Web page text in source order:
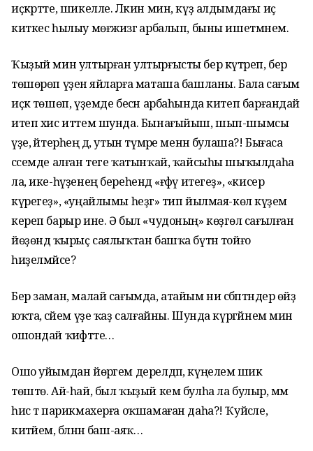
иҫкәртте, шикелле. Ләкин мин, күҙ алдымдағы иҫ
киткес һылыу мөғжизәгә арбалып, быны ишетмәнем.
Ҡыҙый мин ултырған ултырғысты бер күтәреп, бер
төшөрөп үҙенә яйларға маташа башланы. Бала сағым
иҫкә төшөп, үҙемде бесән арбаһында китеп барғандай
итеп хис иттем шунда. Бынағыйыш, шып-шымсы
үҙе, әйтерһең дә, утын түмәре менән булаша?! Бығаса
сәсемде алған теге ҡатынҡай, ҡайсыһы шыҡылдаһа
ла, ике-һүҙенең береһендә «ғәфү итегеҙ», «кисерә
күрегеҙ», «уңайлымы һеҙгә» тип йылмая-көлә күҙемә
кереп барыр ине. Ә был «чудоның» көҙгөлә сағылған
йөҙөндә ҡырыҫ саялыҡтан башҡа бүтән тойғо
һиҙелмәйсе?
Бер заман, малай сағымда, атайым ни сәбәптәндер өйҙә
юҡта, әсәйем үҙе ҡаҙ салғайны. Шунда күргәйнем мин
ошондай ҡиәфәтте…
Ошо уйымдан йөрәгем дерелдәп, күңелемә шик
төштө. Ай-һай, был ҡыҙый кем булһа ла булыр, әммә
һис тә парикмахерға оҡшамаған даһа?! Ҡуйсәле,
китәйем, бәләнән баш-аяҡ…